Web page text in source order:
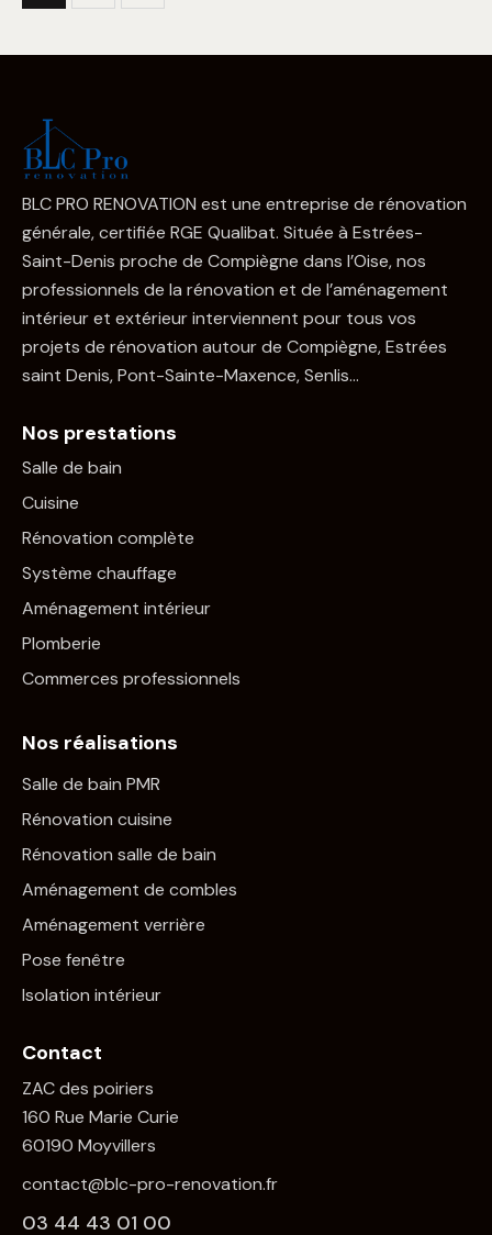
BLC PRO RENOVATION est une entreprise de rénovation
générale, certifiée RGE Qualibat. Située à Estrées-
Saint-Denis proche de Compiègne dans l’Oise, nos
professionnels de la rénovation et de l’aménagement
intérieur et extérieur interviennent pour tous vos
projets de rénovation autour de Compiègne, Estrées
saint Denis, Pont-Sainte-Maxence, Senlis…
Nos prestations
Salle de bain
Cuisine
Rénovation complète
Système chauffage
Aménagement intérieur
Plomberie
Commerces professionnels
Nos réalisations
Salle de bain PMR
Rénovation cuisine
Rénovation salle de bain
Aménagement de combles
Aménagement verrière
Pose fenêtre
Isolation intérieur
Contact
ZAC des poiriers
160 Rue Marie Curie
60190 Moyvillers
contact@blc-pro-renovation.fr
03 44 43 01 00